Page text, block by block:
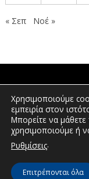
« Σεπ Νοέ »
Χρησιμοποιούμε
εμπειρία στον
Μπορείτε να
χρησιμοποιούμε ή
Ρυθμίσεις.
Επιτρέπονται όλα